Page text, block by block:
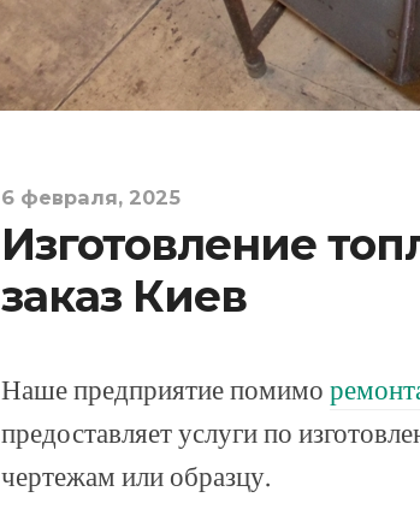
6 февраля, 2025
Изготовление
заказ Киев
Наше предприятие помимо
предоставляет услуги по
чертежам или образцу.